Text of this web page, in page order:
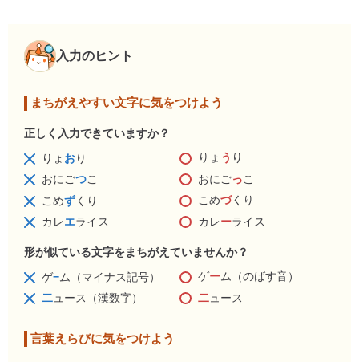
入力のヒント
まちがえやすい文字に気をつけよう
正しく入力できていますか？
りょ おり りょ う り
おにごつこ おにごっこ
こめずくり こめづくり
カレエライス カレーライス
形が似ている文字をまちがえていませんか？
ゲ−ム（マイナス記号） ゲーム（のばす音）
二ュース（漢数字） 二ュース
言葉えらびに気をつけよう